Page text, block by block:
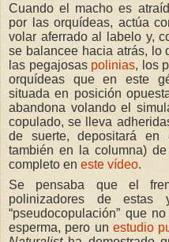
Cuando el macho es
por las orquídeas, actúa
volar aferrado al labelo y,
se balancee hacia atrás, lo
las pegajosas polinias, los
orquídeas que en este
situada en posición
abandona volando el
copulado, se lleva
de suerte, depositará en
también en la columna)
completo en este vídeo.
Se pensaba que el
polinizadores de
“pseudocopulación” que
esperma, pero un estudio